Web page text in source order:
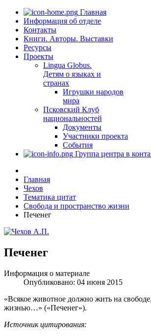
Главная
Информация об отделе
Контакты
Книги. Авторы. Выставки
Ресурсы
Проекты
Lingua Globus.
Детям о языках и
странах
Игрушки народов
мира
Псковский Клуб
национальностей
Документы
Участники проекта
События
Группа центра в
Главная
Чехов
Тематика цитат
Свобода и пространство жизни
Печенег
Печенег
Информация о материале
Опубликовано: 04 июня 2015
«Всякое животное должно жить на
жизнью…» («Печенег»).
Источник цитирования: